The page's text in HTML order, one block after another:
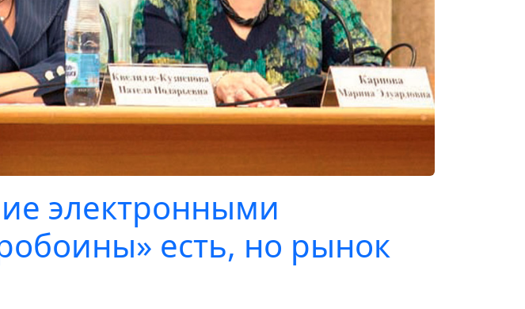
электронными
есть, но рынок